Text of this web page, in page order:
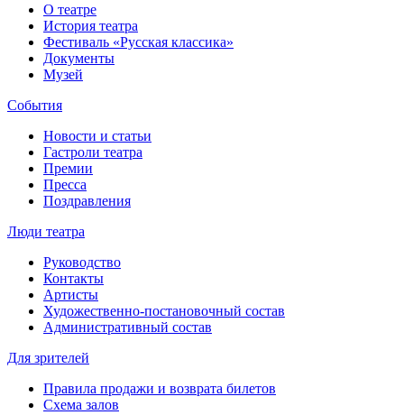
О театре
История театра
Фестиваль «Русская классика»
Документы
Музей
События
Новости и статьи
Гастроли театра
Премии
Пресса
Поздравления
Люди театра
Руководство
Контакты
Артисты
Художественно-постановочный состав
Административный состав
Для зрителей
Правила продажи и возврата билетов
Схема залов